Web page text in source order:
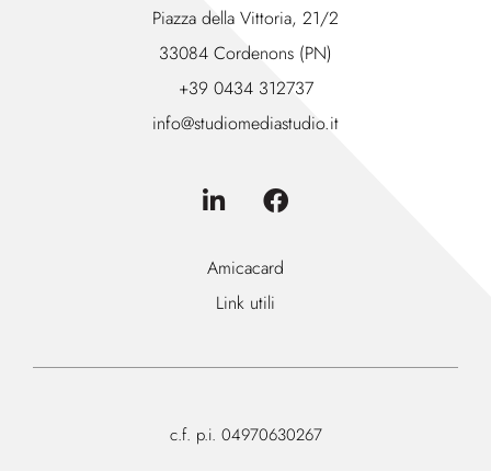
Piazza della Vittoria, 21/2
33084 Cordenons (PN)
+39 0434 312737
info@studiomediastudio.it
Amicacard
Link utili
c.f. p.i. 04970630267